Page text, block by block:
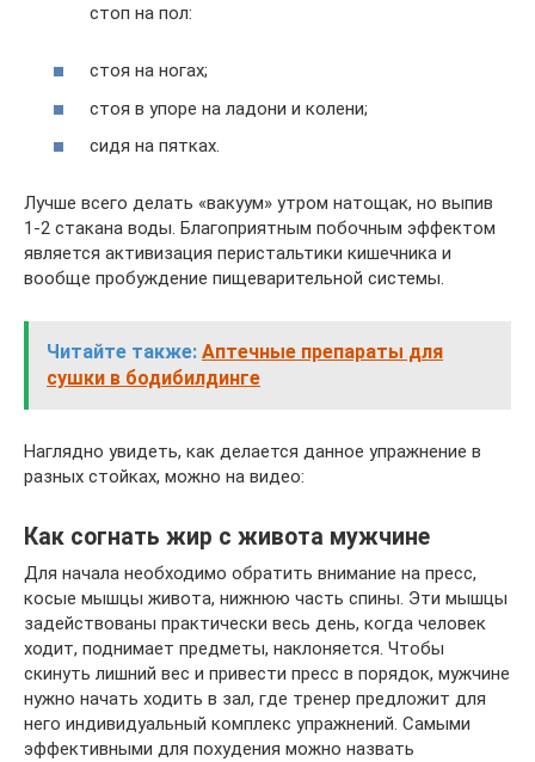
стоп на пол:
стоя на ногах;
стоя в упоре на ладони и колени;
сидя на пятках.
Лучше всего делать «вакуум» утром натощак, но выпив
1-2 стакана воды. Благоприятным побочным эффектом
является активизация перистальтики кишечника и
вообще пробуждение пищеварительной системы.
Читайте также: Аптечные препараты для
сушки в бодибилдинге
Наглядно увидеть, как делается данное упражнение в
разных стойках, можно на видео:
Как согнать жир с живота мужчине
Для начала необходимо обратить внимание на пресс,
косые мышцы живота, нижнюю часть спины. Эти мышцы
задействованы практически весь день, когда человек
ходит, поднимает предметы, наклоняется. Чтобы
скинуть лишний вес и привести пресс в порядок, мужчине
нужно начать ходить в зал, где тренер предложит для
него индивидуальный комплекс упражнений. Самыми
эффективными для похудения можно назвать